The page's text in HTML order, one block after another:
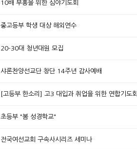
10배 부흥을 위한 심야기도회
중고등부 학생 대상 해외연수
20-30대 청년대원 모집
샤론찬양선교단 창단 14주년 감사예배
[고등부 한소리] 고3 대입과 취업을 위한 연합기도회
초등부 "봄 성경학교"
전국여선교회 구속사시리즈 세미나